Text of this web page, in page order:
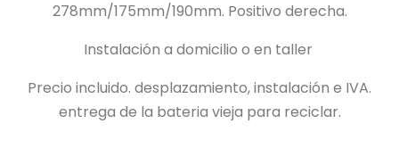
278mm/175mm/190mm. Positivo derecha.
Instalación a domicilio o en taller
Precio incluido. desplazamiento, instalación e IVA.
entrega de la bateria vieja para reciclar.